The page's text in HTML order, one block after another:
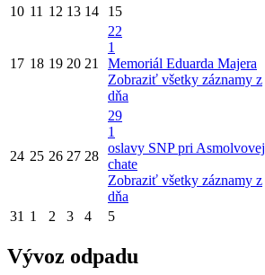
10 11 12 13 14 15
17 18 19 20 21
22
1
Memoriál Eduarda Majera
Zobraziť všetky záznamy z
dňa
24 25 26 27 28
29
1
oslavy SNP pri Asmolvovej
chate
Zobraziť všetky záznamy z
dňa
31 1 2 3 4 5
Vývoz odpadu